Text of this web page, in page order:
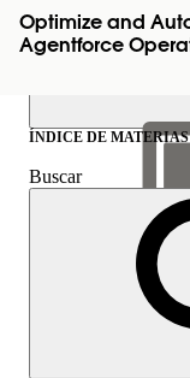
Optimize and
Agentforce
Mostrar índice de
materias
Índice de materias
ÍNDICE DE MATERIAS
Buscar